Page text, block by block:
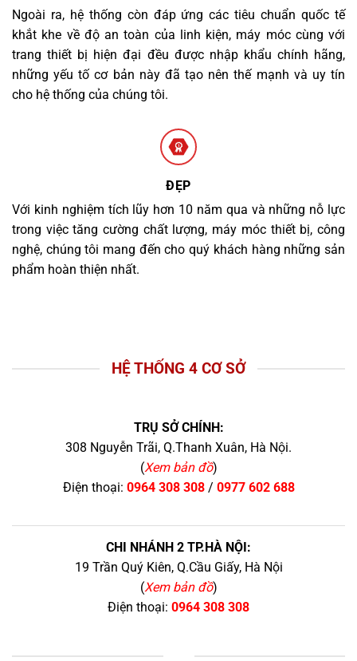
Ngoài ra, hệ thống còn đáp ứng các tiêu chuẩn quốc tế
khắt khe về độ an toàn của linh kiện, máy móc cùng với
trang thiết bị hiện đại đều được nhập khẩu chính hãng,
những yếu tố cơ bản này đã tạo nên thế mạnh và uy tín
cho hệ thống của chúng tôi.
ĐẸP
Với kinh nghiệm tích lũy hơn 10 năm qua và những nỗ lực
trong việc tăng cường chất lượng, máy móc thiết bị, công
nghệ, chúng tôi mang đến cho quý khách hàng những sản
phẩm hoàn thiện nhất.
HỆ THỐNG 4 CƠ SỞ
TRỤ SỞ CHÍNH:
308 Nguyễn Trãi, Q.Thanh Xuân, Hà Nội.
(Xem bản đồ)
Điện thoại: 0964 308 308/ 0977 602 688
CHI NHÁNH 2 TP.HÀ NỘI:
19 Trần Quý Kiên, Q.Cầu Giấy, Hà Nội
(Xem bản đồ)
Điện thoại: 0964 308 308